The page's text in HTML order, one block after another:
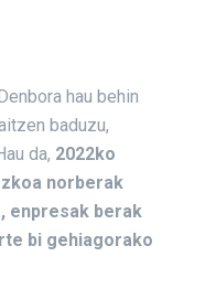
hau behin
baduzu,
da, 2022ko
norberak
enpresak berak
bi gehiagorako